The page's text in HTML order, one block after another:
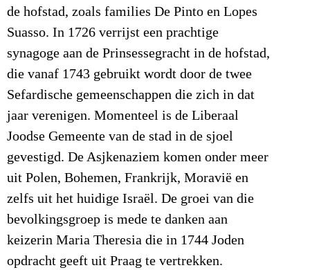
de hofstad, zoals families De Pinto en Lopes
Suasso. In 1726 verrijst een prachtige
synagoge aan de Prinsessegracht in de hofstad,
die vanaf 1743 gebruikt wordt door de twee
Sefardische gemeenschappen die zich in dat
jaar verenigen. Momenteel is de Liberaal
Joodse Gemeente van de stad in de sjoel
gevestigd. De Asjkenaziem komen onder meer
uit Polen, Bohemen, Frankrijk, Moravië en
zelfs uit het huidige Israël. De groei van die
bevolkingsgroep is mede te danken aan
keizerin Maria Theresia die in 1744 Joden
opdracht geeft uit Praag te vertrekken.